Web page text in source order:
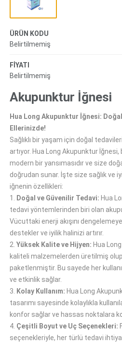
ÜRÜN KODU
Belirtilmemiş
FİYATI
Belirtilmemiş
Akupunktur İğnesi
Hua Long Akupunktur İğnesi:
Ellerinizde!
Sağlıklı bir yaşam için doğal
artıyor. Hua Long Akupunktur İğnesi,
modern bir yansımasıdır ve size
doğrudan sunar. İşte size sağlık ve
iğnenin özellikleri:
1.
Doğal ve Güvenilir Tedavi: Hua
tedavi yöntemlerinden biri olan
Vücuttaki enerji akışını dengelemeye
destekler ve iyilik halinizi artırır.
2. Yüksek Kalite ve Hijyen: Hua
kaliteli malzemelerden üretilmiş
paketlenmiştir. Bu sayede her
ve etkinlik sağlar.
3.
Kolay Kullanım: Hua Long
tasarımı sayesinde kolaylıkla
konfor sağlar ve hassas noktalara
4. Çeşitli Boyut ve Uç Seçenekleri:
seçenekleriyle, her türlü tedavi